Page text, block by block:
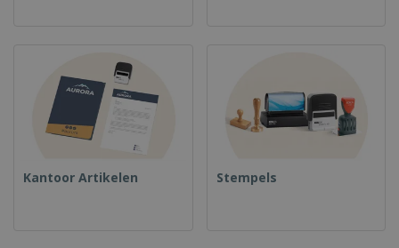
Kantoor Artikelen Stempels